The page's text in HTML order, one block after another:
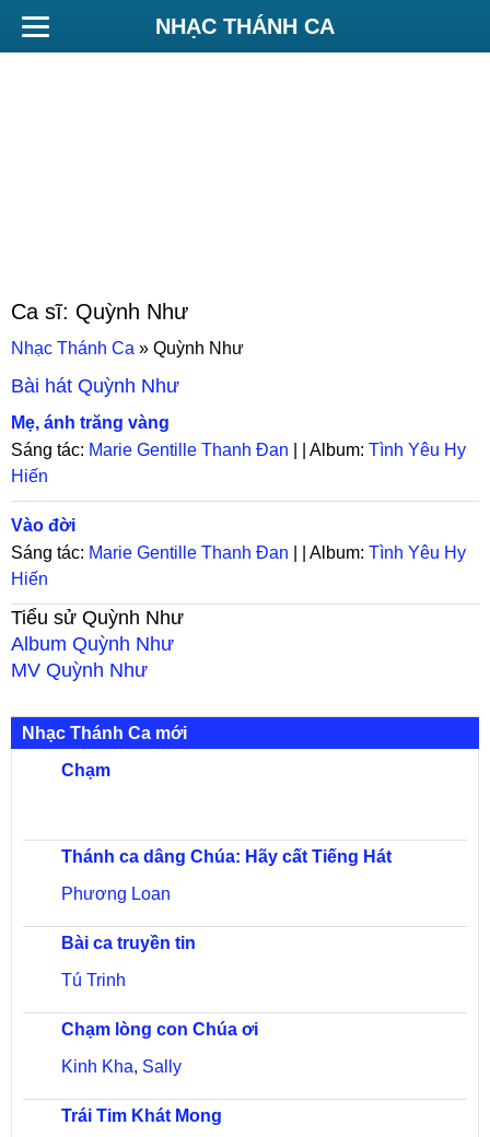
NHẠC THÁNH CA
Ca sĩ: Quỳnh Như
Nhạc Thánh Ca » Quỳnh Như
Bài hát Quỳnh Như
Mẹ, ánh trăng vàng
Sáng tác: Marie Gentille Thanh Đan | | Album: Tình Yêu Hy
Hiến
Vào đời
Sáng tác: Marie Gentille Thanh Đan | | Album: Tình Yêu Hy
Hiến
Tiểu sử Quỳnh Như
Album Quỳnh Như
MV Quỳnh Như
Nhạc Thánh Ca mới
Chạm
Thánh ca dâng Chúa: Hãy cất Tiếng Hát
Phương Loan
Bài ca truyền tin
Tú Trinh
Chạm lòng con Chúa ơi
Kinh Kha, Sally
Trái Tim Khát Mong